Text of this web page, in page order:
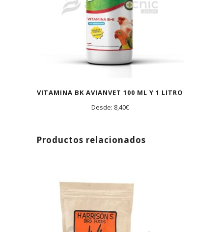
VITAMINA BK AVIANVET 100 ML Y 1 LITRO
Desde: 8,40€
Productos relacionados